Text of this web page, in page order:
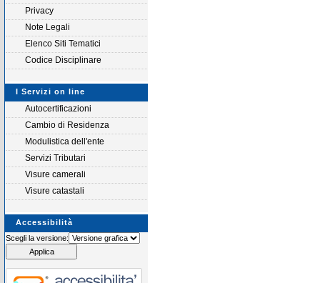
Privacy
Note Legali
Elenco Siti Tematici
Codice Disciplinare
I Servizi on line
Autocertificazioni
Cambio di Residenza
Modulistica dell'ente
Servizi Tributari
Visure camerali
Visure catastali
Accessibilità
Scegli la versione: